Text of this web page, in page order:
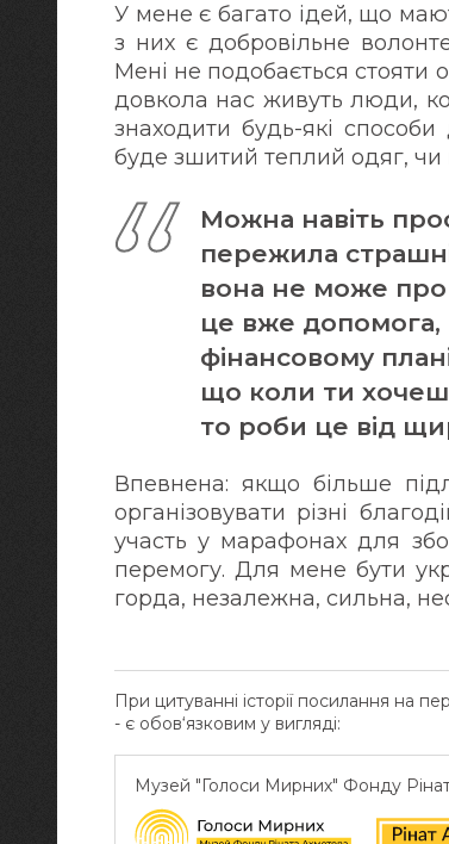
У мене є багато ідей, що
з них є добровільне
Мені не подобається стояти
довкола нас живуть люди,
знаходити будь-які
буде зшитий теплий одяг, чи
Можна навіть
пережила
вона не може про
це вже допомога,
фінансовому
що коли ти
то роби це від
Впевнена: якщо більше
організовувати різні
участь у марафонах для
перемогу. Для мене бути
горда, незалежна, сильна,
При цитуванні історії посилання
- є обов‘язковим у вигляді:
Музей "Голоси Мирних" Фонду